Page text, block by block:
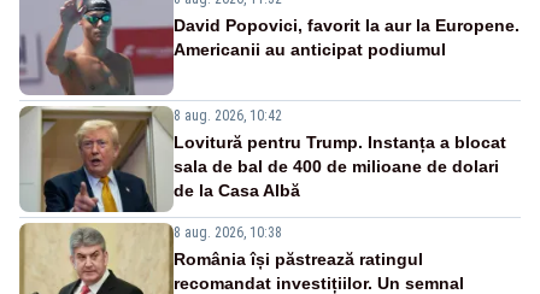
David Popovici, favorit la aur la Europene.
Americanii au anticipat podiumul
8 aug. 2026, 10:42
Lovitură pentru Trump. Instanța a blocat
sala de bal de 400 de milioane de dolari
de la Casa Albă
8 aug. 2026, 10:38
România își păstrează ratingul
recomandat investițiilor. Un semnal